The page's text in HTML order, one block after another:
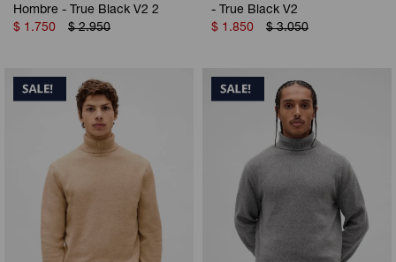
Hombre - True Black V2 2
$ 1.750 $ 2.950
- True Black V2
$ 1.850 $ 3.050